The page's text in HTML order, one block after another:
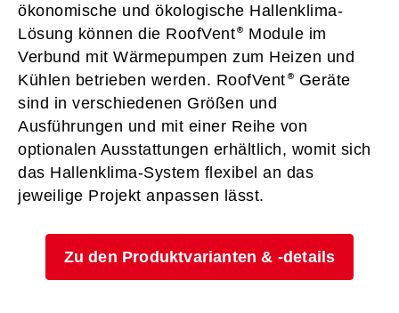
ökonomische und ökologische Hallenklima-
Lösung können die RoofVent
Module im
Verbund mit Wärmepumpen zum Heizen und
Kühlen betrieben werden. RoofVent
Geräte
sind in verschiedenen Größen und
Ausführungen und mit einer Reihe von
optionalen Ausstattungen erhältlich, womit sich
das Hallenklima-System flexibel an das
jeweilige Projekt anpassen lässt.
Zu den Produktvarianten & -details